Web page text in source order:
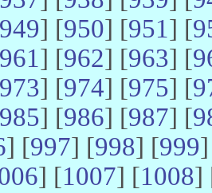
949] [950] [951] [
961] [962] [963] [
973] [974] [975] [
985] [986] [987] [
] [997] [998] [999
] [1007] [1008]